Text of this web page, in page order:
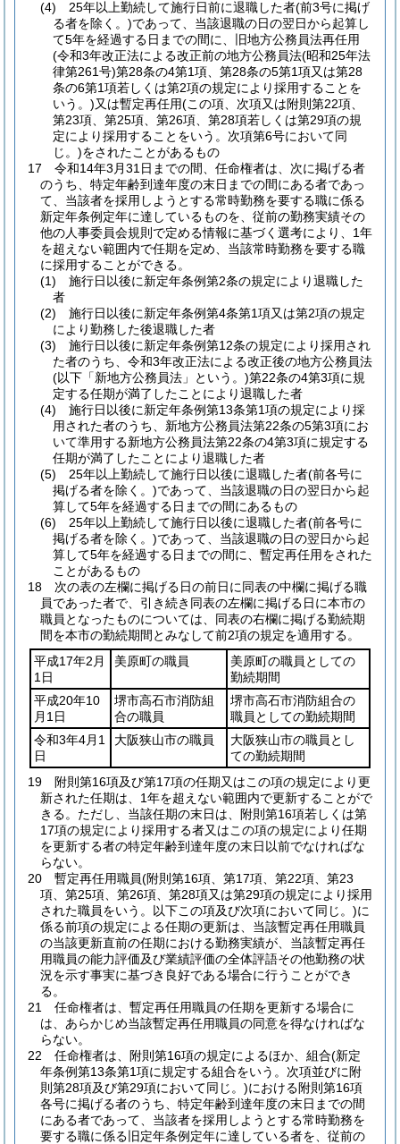
(4) 25年以上勤続して施行日前に退職した者(前3号に掲げ
る者を除く。)であって、当該退職の日の翌日から起算し
て5年を経過する日までの間に、旧地方公務員法再任用
(令和3年改正法による改正前の地方公務員法(昭和25年法
律第261号)第28条の4第1項、第28条の5第1項又は第28
条の6第1項若しくは第2項の規定により採用することを
いう。)又は暫定再任用(この項、次項又は附則第22項、
第23項、第25項、第26項、第28項若しくは第29項の規
定により採用することをいう。次項第6号において同
じ。)をされたことがあるもの
17
令和14年3月31日までの間、任命権者は、次に掲げる者
のうち、特定年齢到達年度の末日までの間にある者であっ
て、当該者を採用しようとする常時勤務を要する職に係る
新定年条例定年に達しているものを、従前の勤務実績その
他の人事委員会規則で定める情報に基づく選考により、1年
を超えない範囲内で任期を定め、当該常時勤務を要する職
に採用することができる。
(1)
施行日以後に新定年条例第2条の規定により退職した
者
(2)
施行日以後に新定年条例第4条第1項又は第2項の規定
により勤務した後退職した者
(3)
施行日以後に新定年条例第12条の規定により採用され
た者のうち、令和3年改正法による改正後の地方公務員法
(以下「新地方公務員法」という。)第22条の4第3項に規
定する任期が満了したことにより退職した者
(4)
施行日以後に新定年条例第13条第1項の規定により採
用された者のうち、新地方公務員法第22条の5第3項にお
いて準用する新地方公務員法第22条の4第3項に規定する
任期が満了したことにより退職した者
(5)
25年以上勤続して施行日以後に退職した者(前各号に
掲げる者を除く。)であって、当該退職の日の翌日から起
算して5年を経過する日までの間にあるもの
(6)
25年以上勤続して施行日以後に退職した者(前各号に
掲げる者を除く。)であって、当該退職の日の翌日から起
算して5年を経過する日までの間に、暫定再任用をされた
ことがあるもの
18
次の表の左欄に掲げる日の前日に同表の中欄に掲げる職
員であった者で、引き続き同表の左欄に掲げる日に本市の
職員となったものについては、同表の右欄に掲げる勤続期
間を本市の勤続期間とみなして前2項の規定を適用する。
平成17年2月
1日
美原町の職員
美原町の職員としての
勤続期間
平成20年10
月1日
堺市高石市消防組
合の職員
堺市高石市消防組合の
職員としての勤続期間
令和3年4月1
日
大阪狭山市の職員
大阪狭山市の職員とし
ての勤続期間
19
附則第16項及び第17項の任期又はこの項の規定により更
新された任期は、1年を超えない範囲内で更新することがで
きる。 ただし、当該任期の末日は、附則第16項若しくは第
17項の規定により採用する者又はこの項の規定により任期
を更新する者の特定年齢到達年度の末日以前でなければな
らない。
20
暫定再任用職員(附則第16項、第17項、第22項、第23
項、第25項、第26項、第28項又は第29項の規定により採用
された職員をいう。以下この項及び次項において同じ。)に
係る前項の規定による任期の更新は、当該暫定再任用職員
の当該更新直前の任期における勤務実績が、当該暫定再任
用職員の能力評価及び業績評価の全体評語その他勤務の状
況を示す事実に基づき良好である場合に行うことができ
る。
21
任命権者は、暫定再任用職員の任期を更新する場合に
は、あらかじめ当該暫定再任用職員の同意を得なければな
らない。
22
任命権者は、附則第16項の規定によるほか、組合(新定
年条例第13条第1項に規定する組合をいう。次項並びに附
則第28項及び第29項において同じ。)における附則第16項
各号に掲げる者のうち、特定年齢到達年度の末日までの間
にある者であって、当該者を採用しようとする常時勤務を
要する職に係る旧定年条例定年に達している者を、従前の